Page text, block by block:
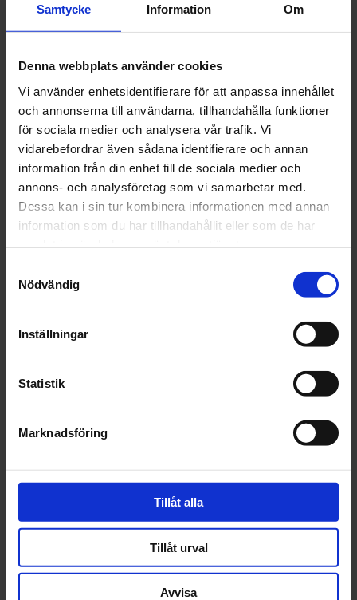
Samtycke Information Om
Denna webbplats använder cookies
Vi använder enhetsidentifierare för att anpassa innehållet
och annonserna till användarna, tillhandahålla funktioner
för sociala medier och analysera vår trafik. Vi
vidarebefordrar även sådana identifierare och annan
information från din enhet till de sociala medier och
annons- och analysföretag som vi samarbetar med.
Dessa kan i sin tur kombinera informationen med annan
information som du har tillhandahållit eller som de har
Nödvändig
Inställningar
Statistik
Marknadsföring
Tillåt alla
Tillåt urval
Avvisa
april (15)
januari (16)
2024
december (32)
november (1)
oktober (1)
september (1)
juni (1)
maj (1)
april (2)
mars (4)
november (5)
augusti (3)
juni (2)
mars (2)
januari (2)